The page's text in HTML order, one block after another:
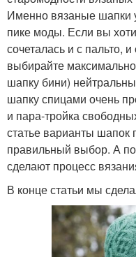
Именно вязаные шапки
пике моды. Если вы
сочеталась и с пальто,
выбирайте
шапку бини)
шапку спицами очень
и пара-тройка
статье варианты шапок
правильный выбор. А
сделают процесс
В конце статьи мы